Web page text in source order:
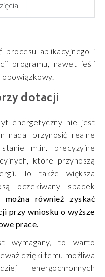
procesu aplikacyjnego i
programu, nawet jeśli
obowiązkowy.
dotacji
energetyczny nie jest
nadal przynosić realne
m.in. precyzyjne
które przynoszą
To także większa
oczekiwany spadek
można również zyskać
przy wniosku o wyższe
prace.
wymagany, to warto
dzięki temu możliwa
energochłonnych